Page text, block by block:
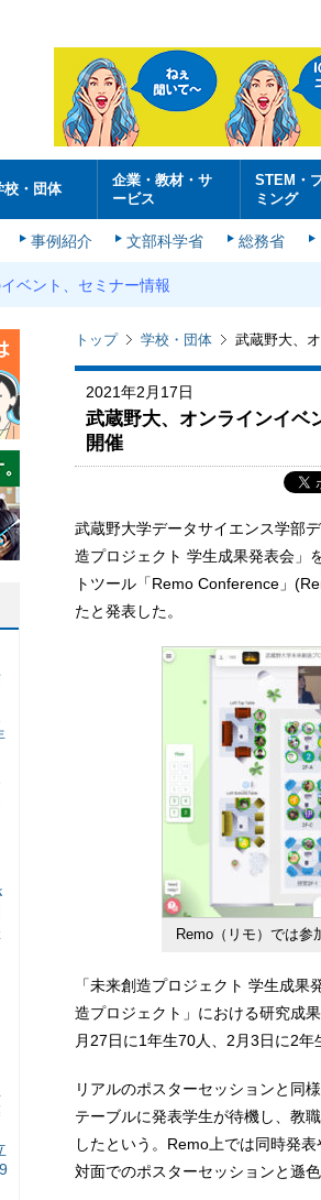
校・団体
企業・教材・サ
ービス
STEM・
ミング
事例紹介 文部科学省 総務省
ベント、セミナー情報
トップ 学校・団体 武蔵野大、
2021年2月17日
武蔵野大、オンラインイベ
開催
武蔵野大学データサイエンス学部
造プロジェクト 学生成果発表会」
トツール「Remo Conference」
たと発表した。
Remo（リモ）では
「未来創造プロジェクト 学生成
造プロジェクト」における研究成
月27日に1年生70人、2月3日に2年
リアルのポスターセッションと同
テーブルに発表学生が待機し、教
したという。Remo上では同時発
対面でのポスターセッションと遜